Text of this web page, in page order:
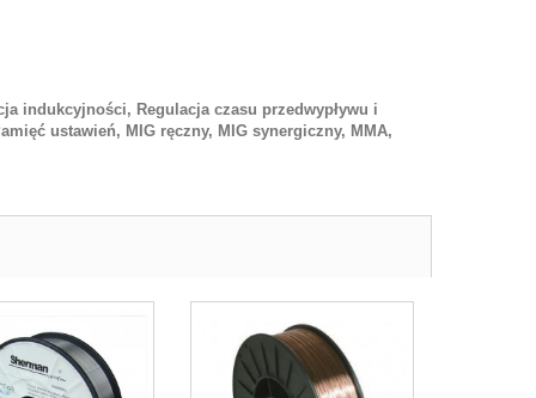
indukcyjności, Regulacja czasu przedwypływu i
ustawień, MIG ręczny, MIG synergiczny, MMA,